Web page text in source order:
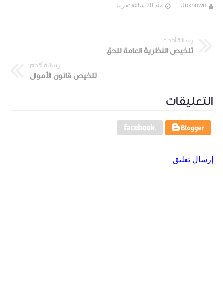
Unknown منذ 20 ساعة تقريبا
رسالة أحدث
تلخيص النظرية العامة للحق
رسالة أقدم
تلخيص قانون الأموال
التعليقات
إرسال تعليق